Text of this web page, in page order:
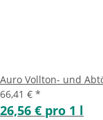
Auro Vollton- und
66,41 € *
26,56 € pro 1 l